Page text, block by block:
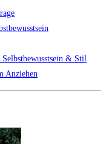
& Stil
Anziehen